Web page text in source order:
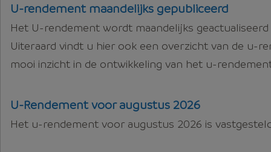
U-rendement maandelijks gepubliceerd
Het U-rendement wordt maandelijks
Uiteraard vindt u hier ook een overzicht van de u-
mooi inzicht in de ontwikkeling van het u-
U-Rendement voor augustus 2026
Het u-rendement voor augustus 2026 is